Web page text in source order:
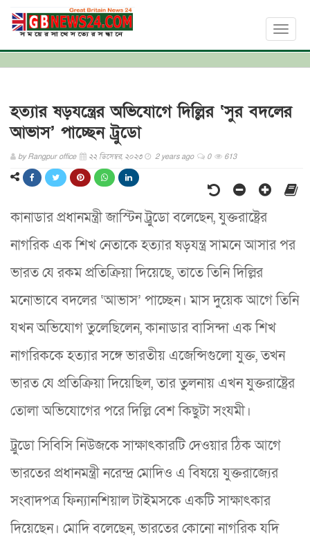
Toggle
হত্যার ষড়যন্ত্রের অভিযোগে দিল্লির ‘সুর বদলের
আভাস’ পাচ্ছেন ট্রুডো
byRangpur office ২২ ডিসেম্বর, ২০২৩ 2 years ago 0 613
কানাডার প্রধানমন্ত্রী জাস্টিন ট্রুডো বলেছেন, যুক্তরাষ্ট্রের
নাগরিক এক শিখ নেতাকে হত্যার ষড়যন্ত্র সামনে আসার পর
ভারত যে রকম প্রতিক্রিয়া দিয়েছে, তাতে তিনি দিল্লির
মনোভাবে বদলের ‘আভাস’ পাচ্ছেন। মাস দুয়েক আগে তিনি
যখন অভিযোগ তুলেছিলেন, কানাডার বাসিন্দা এক শিখ
নাগরিককে হত্যার সঙ্গে ভারতীয় এজেন্সিগুলো যুক্ত, তখন
ভারত যে প্রতিক্রিয়া দিয়েছিল, তার তুলনায় এখন যুক্তরাষ্ট্রের
তোলা অভিযোগের পরে দিল্লি বেশ কিছুটা সংযমী।
ট্রুডো সিবিসি নিউজকে সাক্ষাৎকারটি দেওয়ার ঠিক আগে
ভারতের প্রধানমন্ত্রী নরেন্দ্র মোদিও এ বিষয়ে যুক্তরাজ্যের
সংবাদপত্র ফিন্যানশিয়াল টাইমসকে একটি সাক্ষাৎকার
দিয়েছেন। মোদি বলেছেন, ভারতের কোনো নাগরিক যদি